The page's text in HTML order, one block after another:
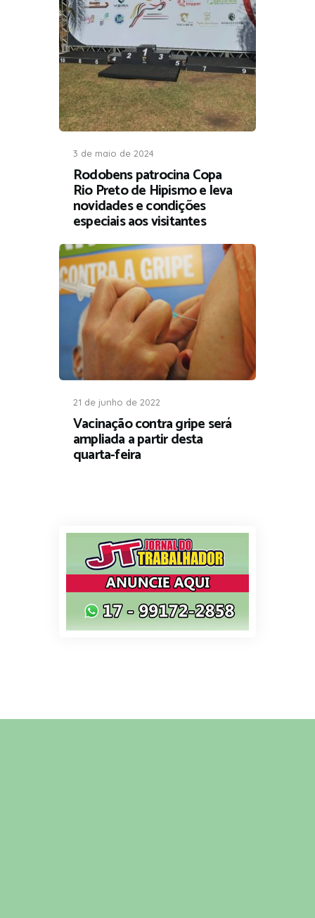
3 de maio de 2024
Rodobens patrocina Copa
Rio Preto de Hipismo e leva
novidades e condições
especiais aos visitantes
21 de junho de 2022
Vacinação contra gripe será
ampliada a partir desta
quarta-feira